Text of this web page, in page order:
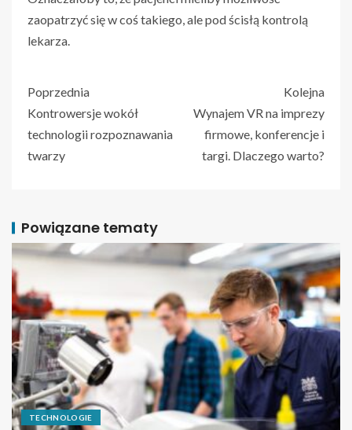
zaopatrzyć się w coś takiego, ale pod ścisłą kontrolą
lekarza.
Poprzednia
Kontrowersje wokół
technologii rozpoznawania
twarzy
Kolejna
Wynajem VR na imprezy
firmowe, konferencje i
targi. Dlaczego warto?
Powiązane tematy
TECHNOLOGIE